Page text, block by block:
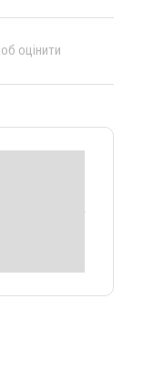
оцінити